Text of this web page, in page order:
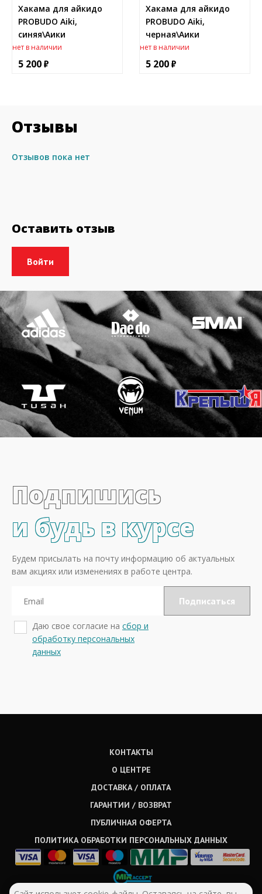
Хакама для айкидо
PROBUDO Aiki,
синяя\Аики
нет в наличии
5 200
Хакама для айкидо
PROBUDO Aiki,
черная\Аики
нет в наличии
5 200
Отзывы
Отзывов пока нет
Оставить отзыв
Подпишись
и будь в курсе
Будем присылать на почту информацию об актуальных
вам акциях или изменениях в работе центра.
Даю свое согласие на сбор и
обработку персональных
данных
КОНТАКТЫ
О ЦЕНТРЕ
ДОСТАВКА / ОПЛАТА
ГАРАНТИИ / ВОЗВРАТ
ПУБЛИЧНАЯ ОФЕРТА
ПОЛИТИКА ОБРАБОТКИ ПЕРСОНАЛЬНЫХ ДАННЫХ